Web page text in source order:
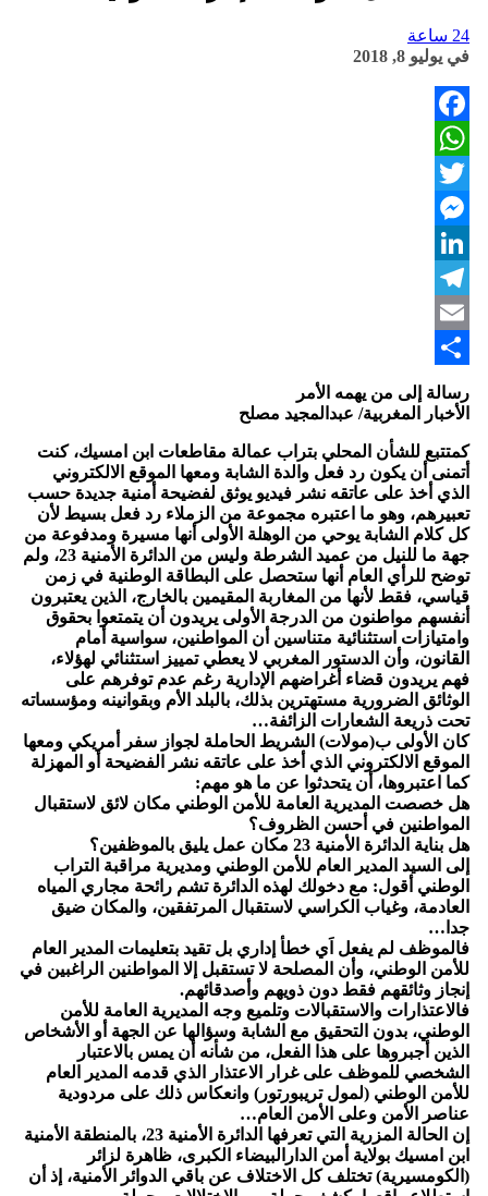
24 ساعة
في يوليو 8, 2018
Facebook
WhatsApp
Twitter
Messenger
LinkedIn
Telegram
Email
Share
رسالة إلى من يهمه الأمر
الأخبار المغربية/ عبدالمجيد مصلح
كمتتبع للشأن المحلي بتراب عمالة مقاطعات ابن امسيك، كنت
أتمنى أن يكون رد فعل والدة الشابة ومعها الموقع الالكتروني
الذي أخذ على عاتقه نشر فيديو يوثق لفضيحة أمنية جديدة حسب
تعبيرهم، وهو ما اعتبره مجموعة من الزملاء رد فعل بسيط لأن
كل كلام الشابة يوحي من الوهلة الأولى أنها مسيرة ومدفوعة من
جهة ما للنيل من عميد الشرطة وليس من الدائرة الأمنية 23، ولم
توضح للرأي العام أنها ستحصل على البطاقة الوطنية في زمن
قياسي، فقط لأنها من المغاربة المقيمين بالخارج، الذين يعتبرون
أنفسهم مواطنون من الدرجة الأولى يريدون أن يتمتعوا بحقوق
وامتيازات استثنائية متناسين أن المواطنين، سواسية أمام
القانون، وأن الدستور المغربي لا يعطي تمييز استثنائي لهؤلاء،
فهم يريدون قضاء أغراضهم الإدارية رغم عدم توفرهم على
الوثائق الضرورية مستهترين بذلك، بالبلد الأم وبقوانينه ومؤسساته
تحت ذريعة الشعارات الزائفة…
كان الأولى ب(مولات) الشريط الحاملة لجواز سفر أمريكي ومعها
الموقع الالكتروني الذي أخذ على عاتقه نشر الفضيحة أو المهزلة
كما اعتبروها، أن يتحدثوا عن ما هو مهم:
هل خصصت المديرية العامة للأمن الوطني مكان لائق لاستقبال
المواطنين في أحسن الظروف؟
هل بناية الدائرة الأمنية 23 مكان عمل يليق بالموظفين؟
إلى السيد المدير العام للأمن الوطني ومديرية مراقبة التراب
الوطني أقول: مع دخولك لهذه الدائرة تشم رائحة مجاري المياه
العادمة، وغياب الكراسي لاستقبال المرتفقين، والمكان ضيق
جدا…
فالموظف لم يفعل اَي خطأ إداري بل تقيد بتعليمات المدير العام
للأمن الوطني، وأن المصلحة لا تستقبل إلا المواطنين الراغبين في
إنجاز وثائقهم فقط دون ذويهم وأصدقائهم.
فالاعتذارات والاستقبالات وتلميع وجه المديرية العامة للأمن
الوطني، بدون التحقيق مع الشابة وسؤالها عن الجهة أو الأشخاص
الذين أجبروها على هذا الفعل، من شأنه أن يمس بالاعتبار
الشخصي للموظف على غرار الاعتذار الذي قدمه المدير العام
للأمن الوطني (لمول تريبورتور) وانعكاس ذلك على مردودية
عناصر الأمن وعلى الأمن العام…
إن الحالة المزرية التي تعرفها الدائرة الأمنية 23، بالمنطقة الأمنية
ابن امسيك بولاية أمن الدارالبيضاء الكبرى، ظاهرة لزائر
(الكومسيرية) تختلف كل الاختلاف عن باقي الدوائر الأمنية، إذ أن